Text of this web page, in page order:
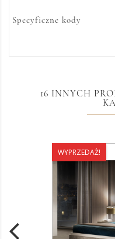
Specyficzne kody
16 INNYCH
WYPRZEDAŻ!